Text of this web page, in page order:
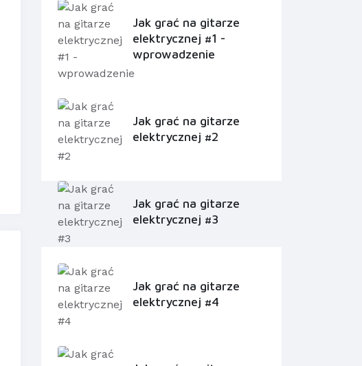
Jak grać na gitarze
elektrycznej #1 -
wprowadzenie
Jak grać na gitarze
elektrycznej #2
Jak grać na gitarze
elektrycznej #3
Jak grać na gitarze
elektrycznej #4